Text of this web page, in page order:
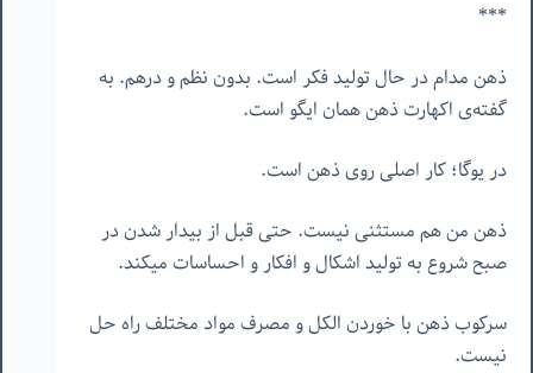
***
ذهن مدام در حال تولید فکر است. بدون نظم و درهم. به
گفته‌ی اکهارت ذهن همان ایگو است.
در یوگا؛ کار اصلی روی ذهن است.
ذهن من هم مستثنی نیست. حتی قبل از بیدار شدن در
صبح شروع به تولید اشکال و افکار و احساسات میکند.
سرکوب ذهن با خوردن الکل و مصرف مواد مختلف راه حل
نیست.